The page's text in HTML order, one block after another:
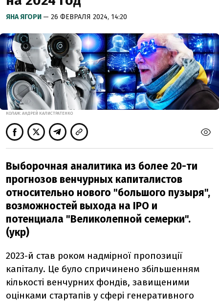
ЯНА ЯГОРИ — 26 ФЕВРАЛЯ 2024, 14:20
КОЛАЖ: АНДРЕЙ КАЛИСТРАТЕНКО
Выборочная аналитика из более 20-ти
прогнозов венчурных капиталистов
относительно нового "большого пузыря",
возможностей выхода на IPO и
потенциала "Великолепной семерки".
(укр)
2023-й став роком надмірної пропозиції
капіталу. Це було спричинено збільшенням
кількості венчурних фондів, завищеними
оцінками стартапів у сфері генеративного